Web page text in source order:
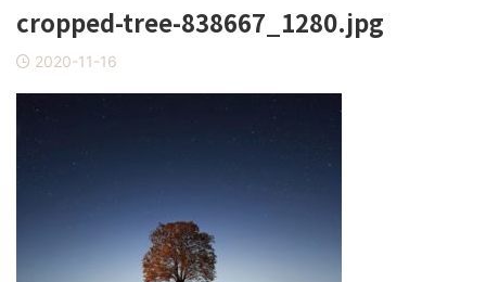
cropped-tree-838667_1280.jpg
2020-11-16